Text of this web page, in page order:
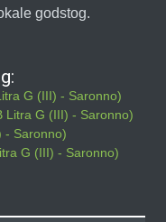
godstog.
G (III) - Saronno)
Litra G (III) - Saronno)
- Saronno)
G (III) - Saronno)